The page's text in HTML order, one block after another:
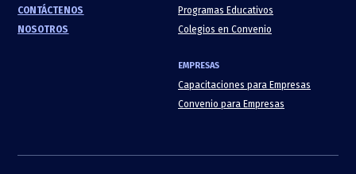
CONTÁCTENOS
NOSOTROS
Programas Educativos
Colegios en Convenio
EMPRESAS
Capacitaciones para Empresas
Convenio para Empresas